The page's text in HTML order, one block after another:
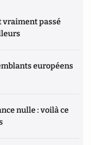
vraiment passé
européens
nulle : voilà ce